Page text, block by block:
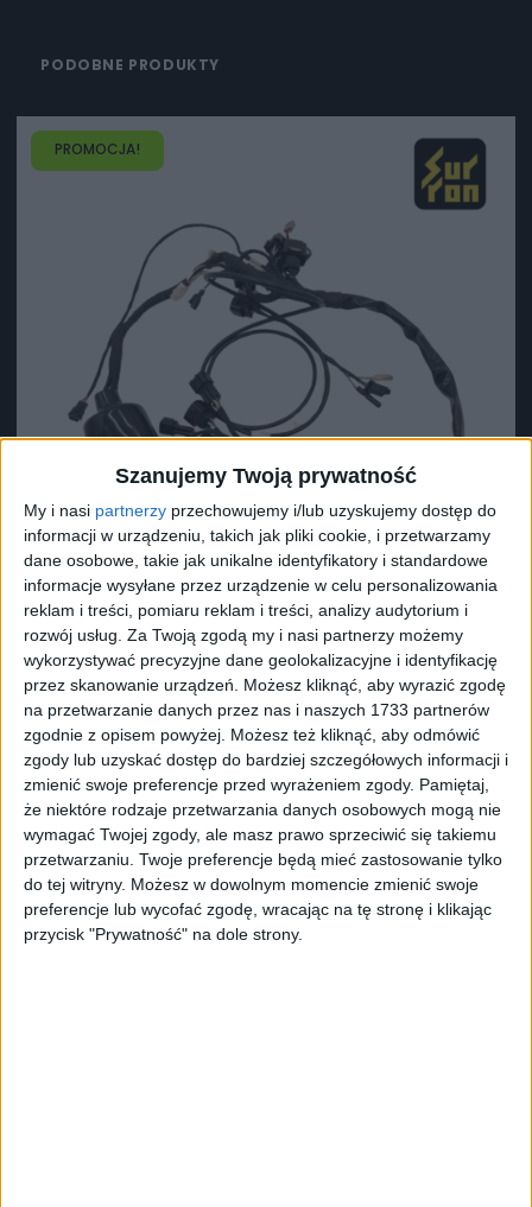
Szanujemy Twoją prywatność
My i nasi partnerzy przechowujemy i/lub uzyskujemy dostęp do
informacji w urządzeniu, takich jak pliki cookie, i przetwarzamy
dane osobowe, takie jak unikalne identyfikatory i standardowe
informacje wysyłane przez urządzenie w celu personalizowania
reklam i treści, pomiaru reklam i treści, analizy audytorium i
rozwój usług. Za Twoją zgodą my i nasi partnerzy możemy
wykorzystywać precyzyjne dane geolokalizacyjne i identyfikację
przez skanowanie urządzeń. Możesz kliknąć, aby wyrazić zgodę
na przetwarzanie danych przez nas i naszych 1733 partnerów
zgodnie z opisem powyżej. Możesz też kliknąć, aby odmówić
zgody lub uzyskać dostęp do bardziej szczegółowych informacji i
zmienić swoje preferencje przed wyrażeniem zgody. Pamiętaj,
że niektóre rodzaje przetwarzania danych osobowych mogą nie
wymagać Twojej zgody, ale masz prawo sprzeciwić się takiemu
przetwarzaniu. Twoje preferencje będą mieć zastosowanie tylko
do tej witryny. Możesz w dowolnym momencie zmienić swoje
preferencje lub wycofać zgodę, wracając na tę stronę i klikając
przycisk "Prywatność" na dole strony.
PODOBNE PRODUKTY
PROMOCJA!
Surron Wiązka główna L1e 2024-2025
336,31zł336,31zł
ZOBACZ WIĘCEJ